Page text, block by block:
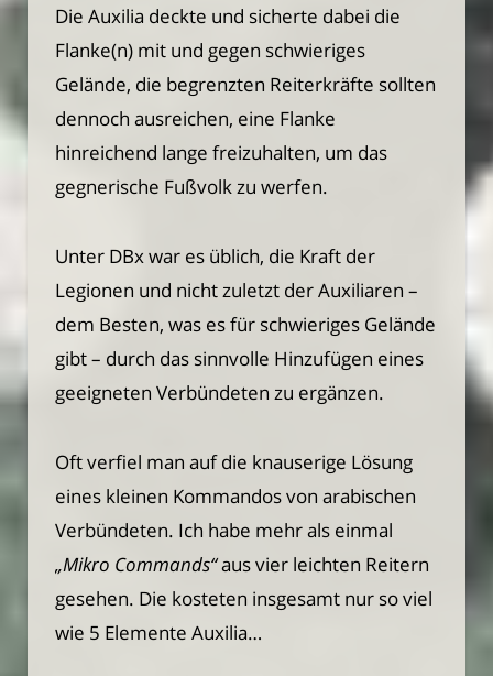
Die Auxilia deckte und sicherte dabei die
Flanke(n) mit und gegen schwieriges
Gelände, die begrenzten Reiterkräfte sollten
dennoch ausreichen, eine Flanke
hinreichend lange freizuhalten, um das
gegnerische Fußvolk zu werfen.
Unter DBx war es üblich, die Kraft der
Legionen und nicht zuletzt der Auxiliaren –
dem Besten, was es für schwieriges Gelände
gibt – durch das sinnvolle Hinzufügen eines
geeigneten Verbündeten zu ergänzen.
Oft verfiel man auf die knauserige Lösung
eines kleinen Kommandos von arabischen
Verbündeten. Ich habe mehr als einmal
„Mikro Commands“aus vier leichten Reitern
gesehen. Die kosteten insgesamt nur so viel
wie 5 Elemente Auxilia…